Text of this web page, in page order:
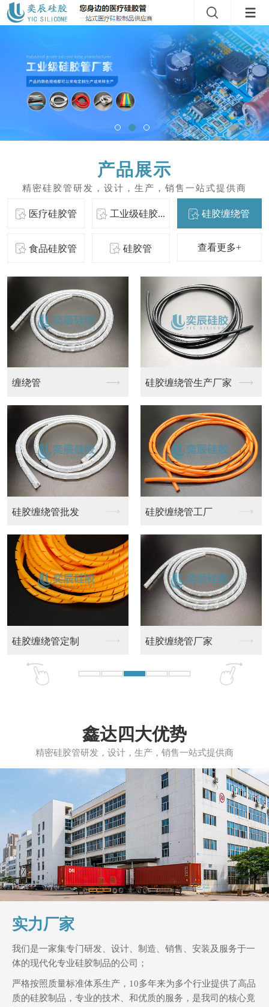
产品展示
医疗硅胶管 工业级硅胶... 硅胶缠绕管
食品硅胶管 硅胶管 查看更多+
缠绕管 硅胶缠绕管生产厂家
硅胶缠绕管批发 硅胶缠绕管工厂
硅胶缠绕管定制 硅胶缠绕管厂家
鑫达四大优势
精密硅胶管研发，设计，生产，销售一站式提供商
实力厂家
我们是一家集专门研发、设计、制造、销售、安装及服务于一
体的现代化专业硅胶制品的公司；
严格按照质量标准体系生产，10多年来为多个行业提供了高品
质的硅胶制品，专业的技术、和优质的服务，是我司的核心竟